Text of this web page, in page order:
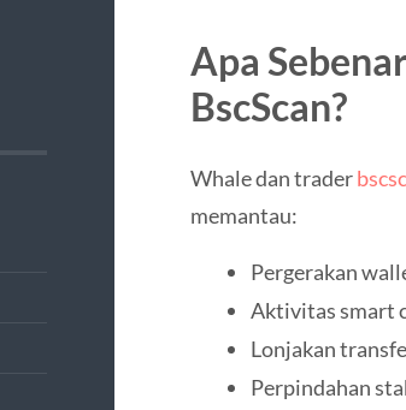
Apa
BscScan?
Whale dan trader
memantau:
Pergerakan
Aktivitas smart
Lonjakan
Perpindahan